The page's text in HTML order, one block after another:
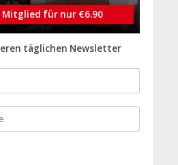
Mitglied für nur €6.90
täglichen Newsletter